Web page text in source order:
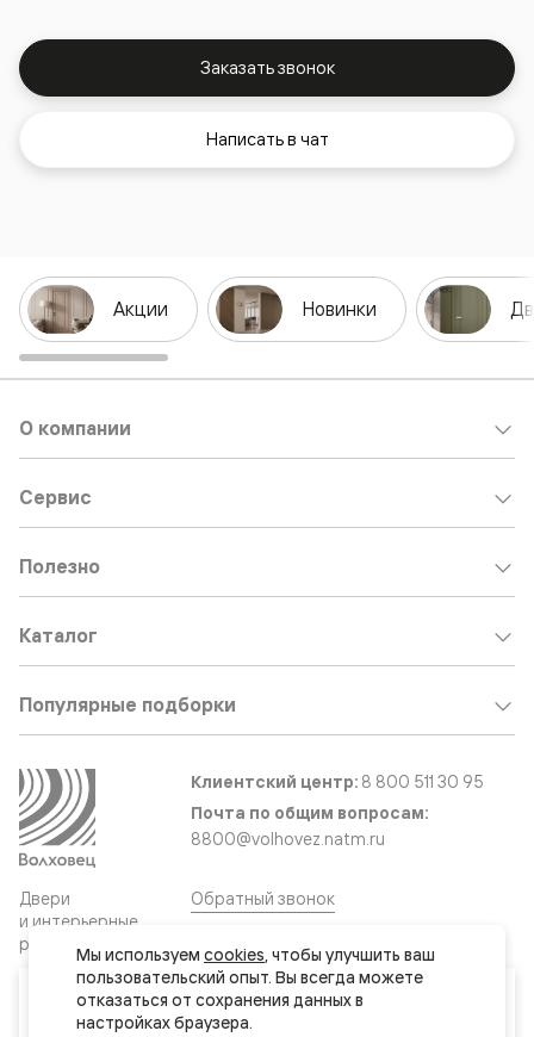
Ваш город
Заказать звонок
Написать в чат
Акции Новинки
Двери
и интерьерные
решения
О компании
Сервис
Полезно
Каталог
Популярные подборки
Клиентский центр: 8 800 511 30 95
Почта по общим вопросам:
8800@volhovez.natm.ru
Обратный звонок
Сайт не является публичной офертой
Мы используем cookies, чтобы улучшить ваш
пользовательский опыт. Вы всегда можете
отказаться от сохранения данных в